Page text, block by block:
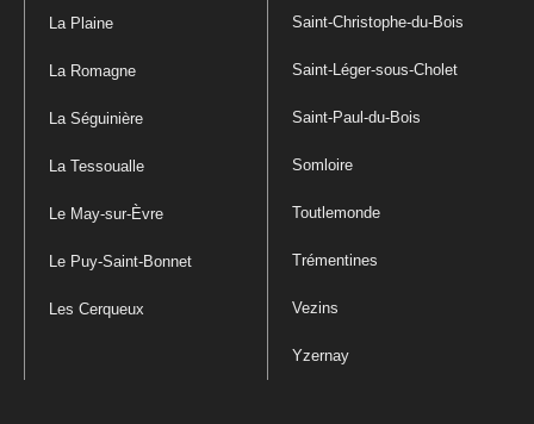
La Plaine
La Romagne
La Séguinière
La Tessoualle
Le May-sur-Èvre
Le Puy-Saint-Bonnet
Les Cerqueux
Saint-Christophe-du-Bois
Saint-Léger-sous-Cholet
Saint-Paul-du-Bois
Somloire
Toutlemonde
Trémentines
Vezins
Yzernay